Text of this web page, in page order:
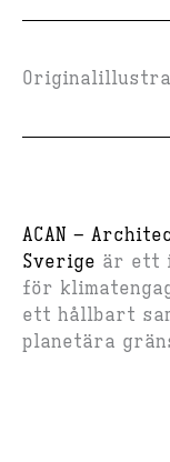
ACAN –
Sverige är ett
för
ett hållbart
planetära